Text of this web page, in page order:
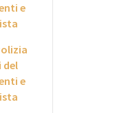
e
del
e